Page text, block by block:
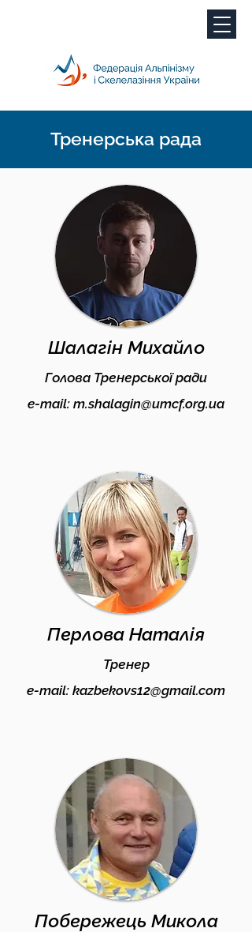
Тренерська рада
Шалагін Михайло
Голова Тренерської ради
e-mail: m.shalagin@umcf.org.ua
Перлова Наталія
Тренер
e-mail: kazbekovs12@gmail.com
Побережець Микола